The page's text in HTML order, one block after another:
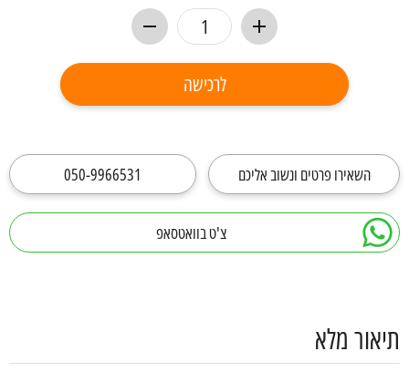
לרכישה
השאירו פרטים ונשוב אליכם 050-9966531
צ'ט בוואטסאפ
תיאור מלא